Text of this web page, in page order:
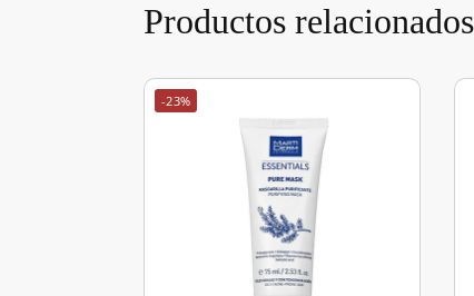
Productos relacionados
-23%